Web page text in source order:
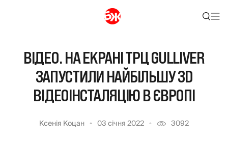
ВІДЕО. НА ЕКРАНІ ТРЦ GULLIVER
ЗАПУСТИЛИ НАЙБІЛЬШУ 3D
ВІДЕОІНСТАЛЯЦІЮ В ЄВРОПІ
Ксенія Коцан 03 січня 2022 3092